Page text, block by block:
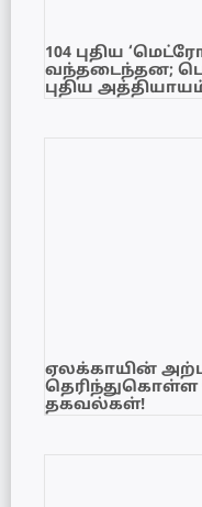
104 புதிய
வந்தடைந்தன;
புதிய
ஏலக்காயின்
தெரிந்துகொள்ள
தகவல்கள்!